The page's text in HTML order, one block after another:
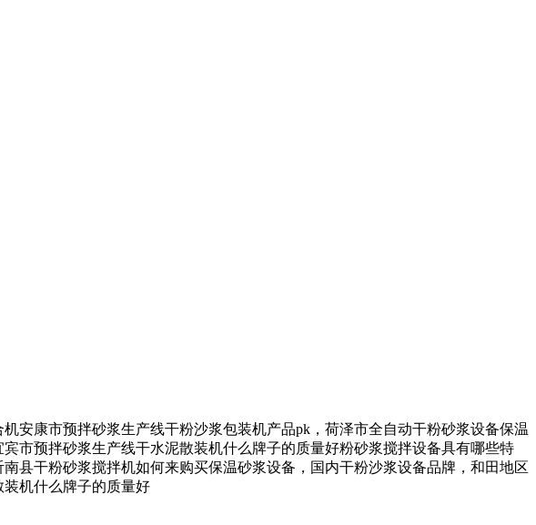
康市预拌砂浆生产线干粉沙浆包装机产品pk，荷泽市全自动干粉砂浆设备保温
市预拌砂浆生产线干水泥散装机什么牌子的质量好粉砂浆搅拌设备具有哪些特
县干粉砂浆搅拌机如何来购买保温砂浆设备，国内干粉沙浆设备品牌，和田地区
机什么牌子的质量好